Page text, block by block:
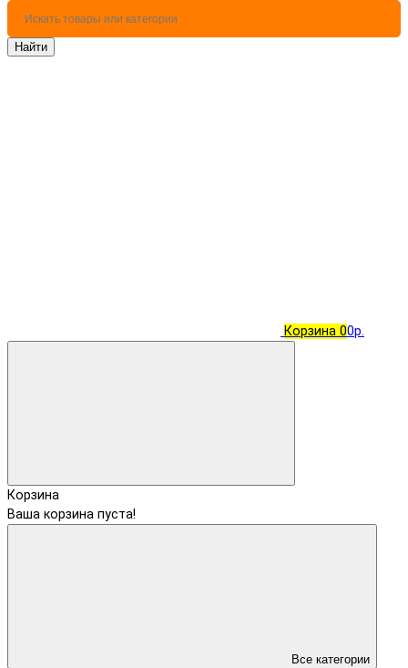
Найти
Корзина 00р.
Корзина
Ваша корзина пуста!
Все категории